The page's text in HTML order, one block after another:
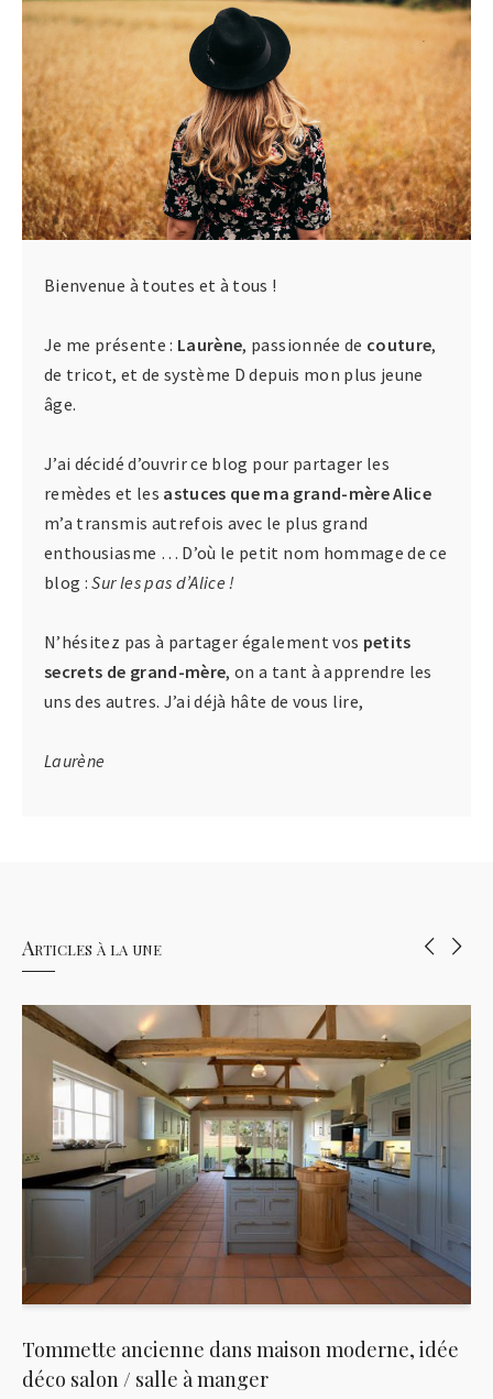
Bienvenue à toutes et à tous !
Je me présente : Laurène, passionnée de couture,
de tricot, et de système D depuis mon plus jeune
âge.
J’ai décidé d’ouvrir ce blog pour partager les
remèdes et les astuces que ma grand-mère Alice
m’a transmis autrefois avec le plus grand
enthousiasme … D’où le petit nom hommage de ce
blog :Sur les pas d’Alice !
N’hésitez pas à partager également vos petits
secrets de grand-mère, on a tant à apprendre les
uns des autres. J’ai déjà hâte de vous lire,
Laurène
Articles à la une
Tommette ancienne dans maison moderne, idée
déco salon / salle à manger